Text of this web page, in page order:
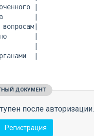
|
|
|
|
|
ДОКУМЕНТ
после авторизации.
Регистрация